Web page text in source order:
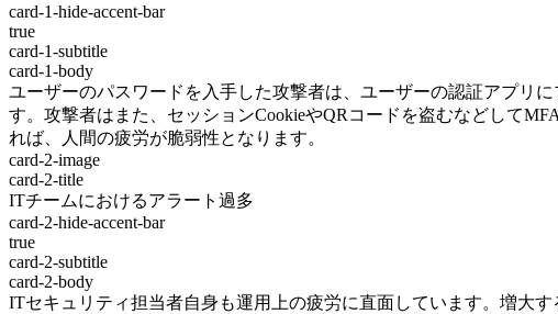
card-1-hide-accent-bar
true
card-1-subtitle
card-1-body
ユーザーのパスワードを入手した攻撃者は、ユーザーの認証アプリ
す。攻撃者はまた、セッションCookieやQRコードを盗むなどして
れば、人間の疲労が脆弱性となります。
card-2-image
card-2-title
ITチームにおけるアラート過多
card-2-hide-accent-bar
true
card-2-subtitle
card-2-body
ITセキュリティ担当者自身も運用上の疲労に直面しています。増大